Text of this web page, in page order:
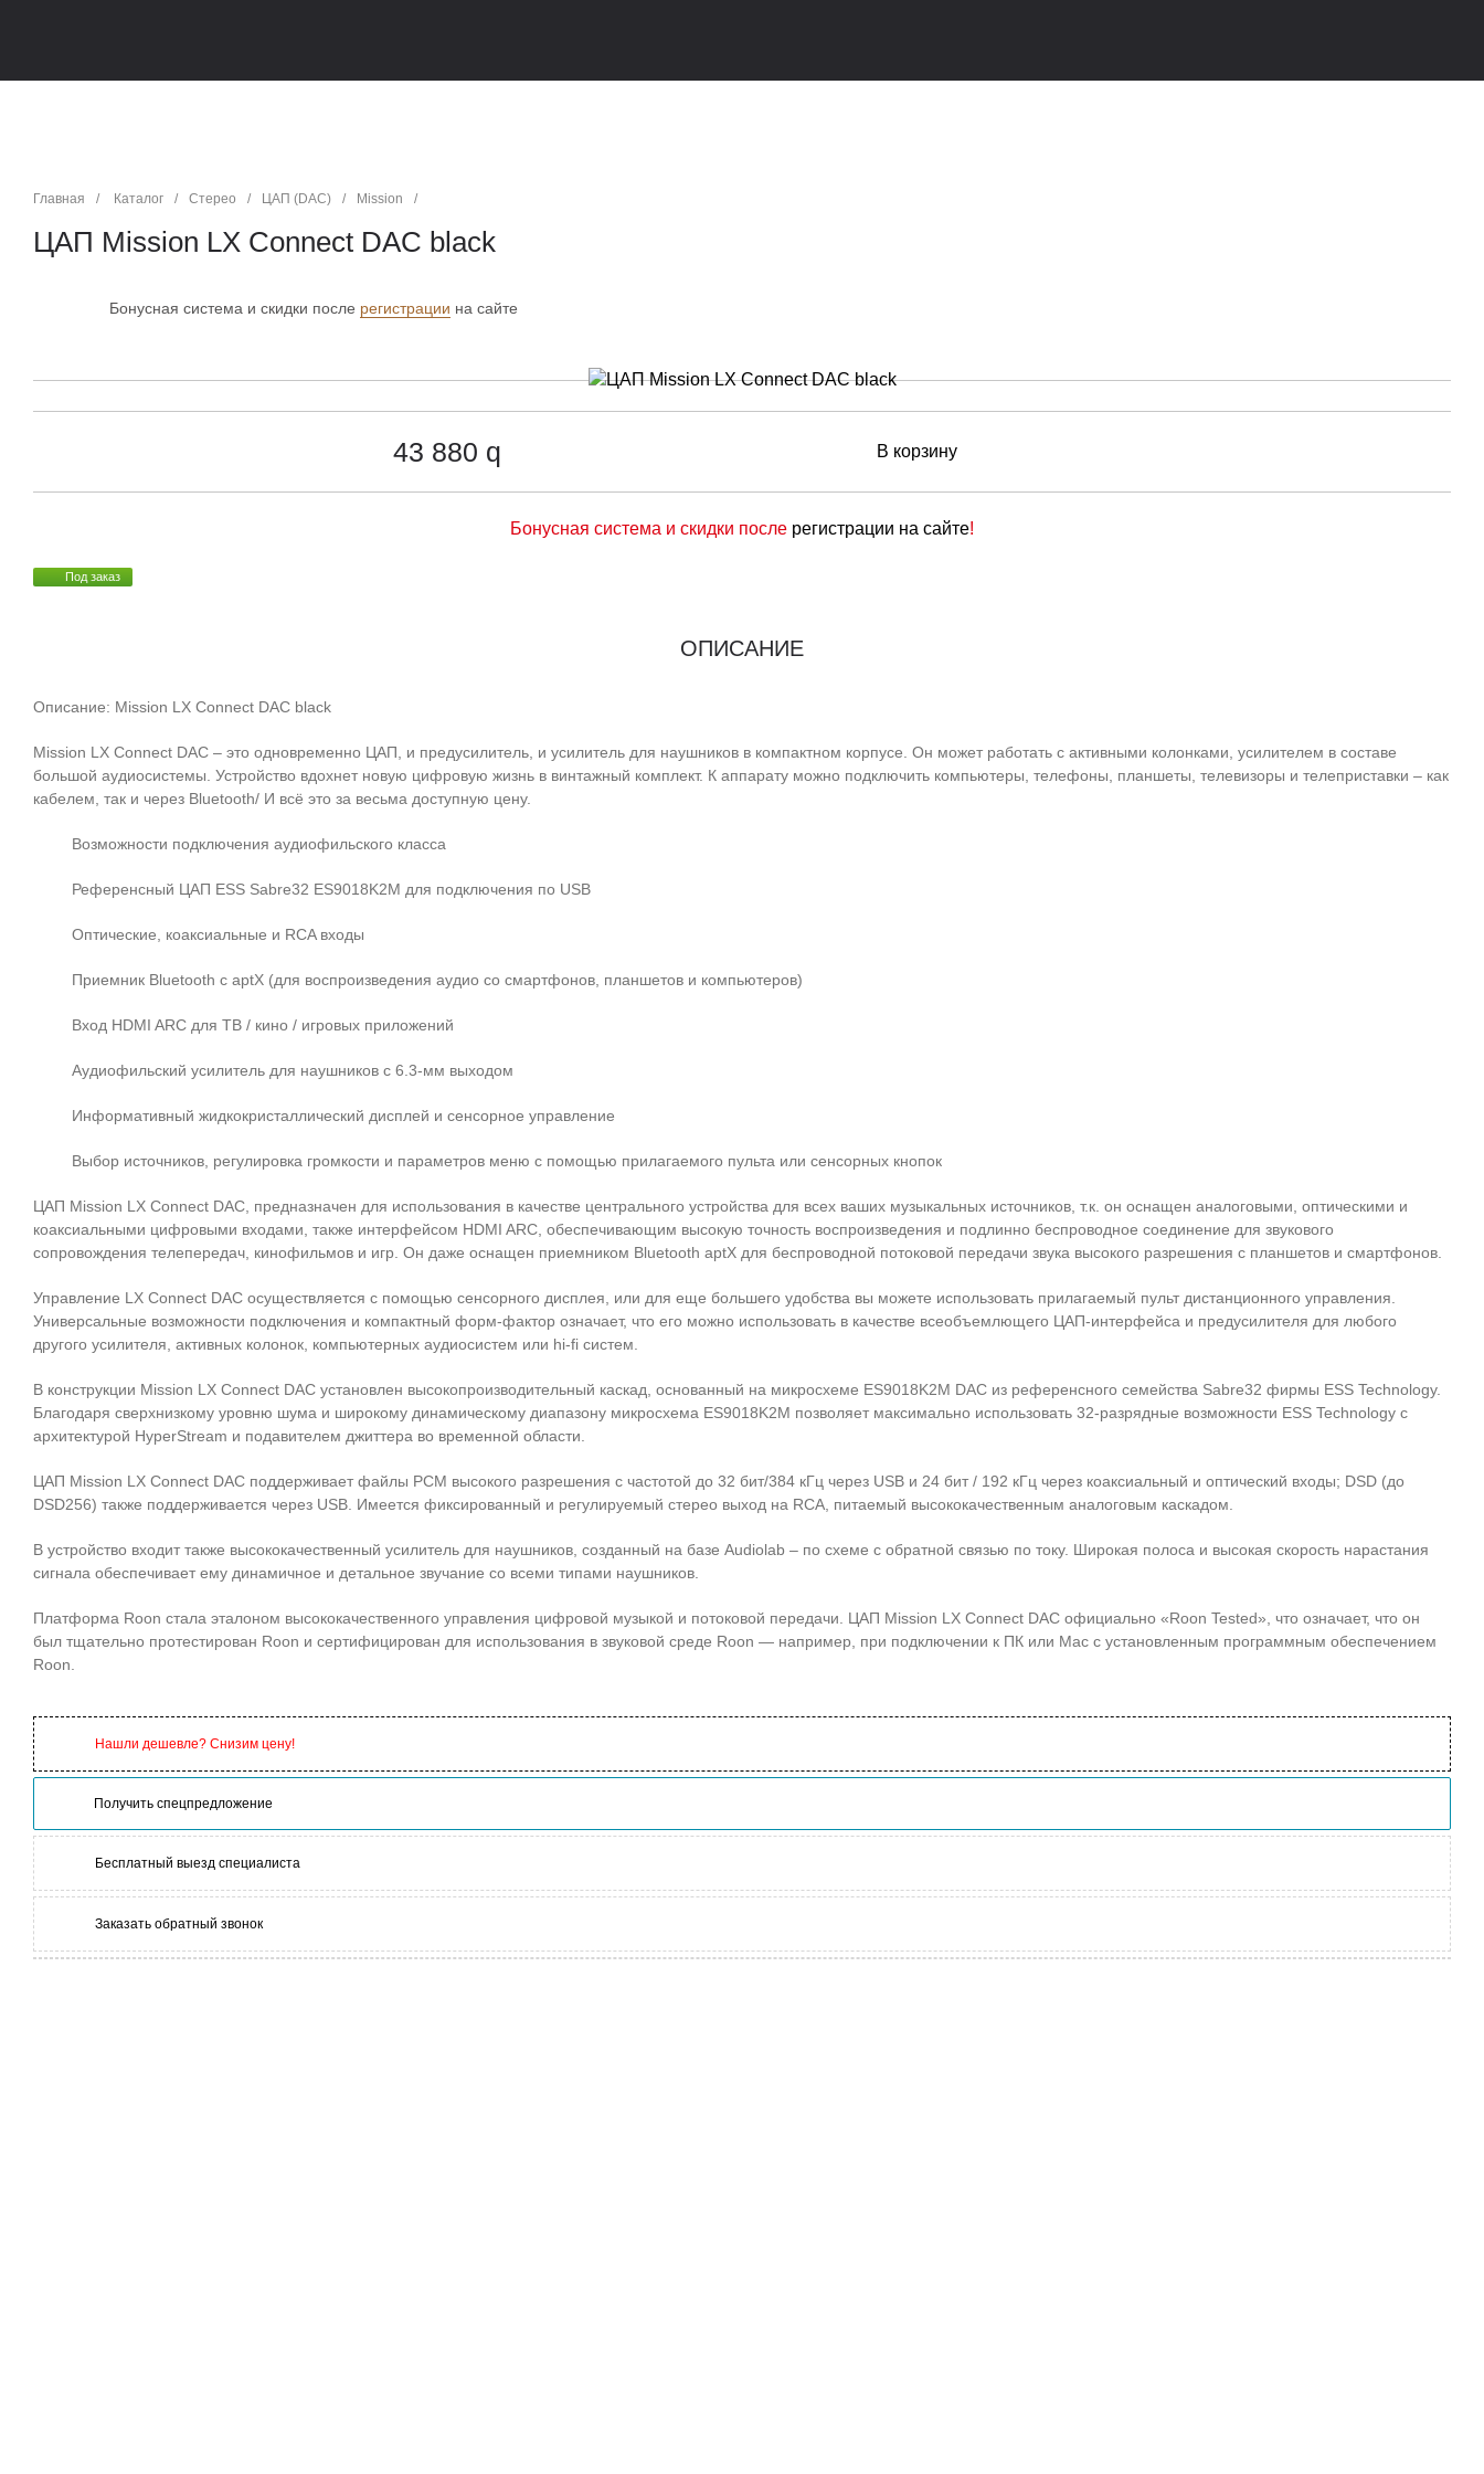
Главная / Каталог / Стерео / ЦАП (DAC) / Mission /
ЦАП Mission LX Connect DAC black
Бонусная система и скидки после регистрации на сайте
43 880 q В корзину
Бонусная система и скидки после регистрации на сайте!
Под заказ
ОПИСАНИЕ
Описание: Mission LX Connect DAC black
Mission LX Connect DAC – это одновременно ЦАП, и предусилитель, и усилитель для наушников в компактном корпусе. Он может работать с активными колонками, усилителем в составе
большой аудиосистемы. Устройство вдохнет новую цифровую жизнь в винтажный комплект. К аппарату можно подключить компьютеры, телефоны, планшеты, телевизоры и телеприставки – как
кабелем, так и через Bluetooth/ И всё это за весьма доступную цену.
Возможности подключения аудиофильского класса
Референсный ЦАП ESS Sabre32 ES9018K2M для подключения по USB
Оптические, коаксиальные и RCA входы
Приемник Bluetooth с aptX (для воспроизведения аудио со смартфонов, планшетов и компьютеров)
Вход HDMI ARC для ТВ / кино / игровых приложений
Аудиофильский усилитель для наушников с 6.3-мм выходом
Информативный жидкокристаллический дисплей и сенсорное управление
Выбор источников, регулировка громкости и параметров меню с помощью прилагаемого пульта или сенсорных кнопок
ЦАП Mission LX Connect DAC, предназначен для использования в качестве центрального устройства для всех ваших музыкальных источников, т.к. он оснащен аналоговыми, оптическими и
коаксиальными цифровыми входами, также интерфейсом HDMI ARC, обеспечивающим высокую точность воспроизведения и подлинно беспроводное соединение для звукового
сопровождения телепередач, кинофильмов и игр. Он даже оснащен приемником Bluetooth aptX для беспроводной потоковой передачи звука высокого разрешения с планшетов и смартфонов.
Управление LX Connect DAC осуществляется с помощью сенсорного дисплея, или для еще большего удобства вы можете использовать прилагаемый пульт дистанционного управления.
Универсальные возможности подключения и компактный форм-фактор означает, что его можно использовать в качестве всеобъемлющего ЦАП-интерфейса и предусилителя для любого
другого усилителя, активных колонок, компьютерных аудиосистем или hi-fi систем.
В конструкции Mission LX Connect DAC установлен высокопроизводительный каскад, основанный на микросхеме ES9018K2M DAC из референсного семейства Sabre32 фирмы ESS Technology.
Благодаря сверхнизкому уровню шума и широкому динамическому диапазону микросхема ES9018K2M позволяет максимально использовать 32-разрядные возможности ESS Technology с
архитектурой HyperStream и подавителем джиттера во временной области.
ЦАП Mission LX Connect DAC поддерживает файлы PCM высокого разрешения с частотой до 32 бит/384 кГц через USB и 24 бит / 192 кГц через коаксиальный и оптический входы; DSD (до
DSD256) также поддерживается через USB. Имеется фиксированный и регулируемый стерео выход на RCA, питаемый высококачественным аналоговым каскадом.
В устройство входит также высококачественный усилитель для наушников, созданный на базе Audiolab – по схеме с обратной связью по току. Широкая полоса и высокая скорость нарастания
сигнала обеспечивает ему динамичное и детальное звучание со всеми типами наушников.
Платформа Roon стала эталоном высококачественного управления цифровой музыкой и потоковой передачи. ЦАП Mission LX Connect DAC официально «Roon Tested», что означает, что он
был тщательно протестирован Roon и сертифицирован для использования в звуковой среде Roon — например, при подключении к ПК или Mac с установленным программным обеспечением
Roon.
Нашли дешевле? Снизим цену!
Получить спецпредложение
Бесплатный выезд специалиста
Заказать обратный звонок